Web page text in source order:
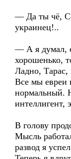
— Да ты чё,
украинец!..
— А я думал,
хорошенько,
Ладно,
Все мы евреи
нормальный.
интеллигент,
В голову
Мысль
развод я